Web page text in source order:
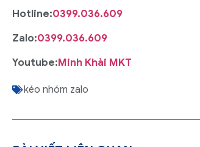
Hotline:0399.036.609
Zalo:0399.036.609
Youtube:Minh Khải MKT
kéo nhóm zalo